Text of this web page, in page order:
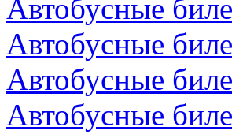
Автобусные
Автобусные
Автобусные
Автобусные